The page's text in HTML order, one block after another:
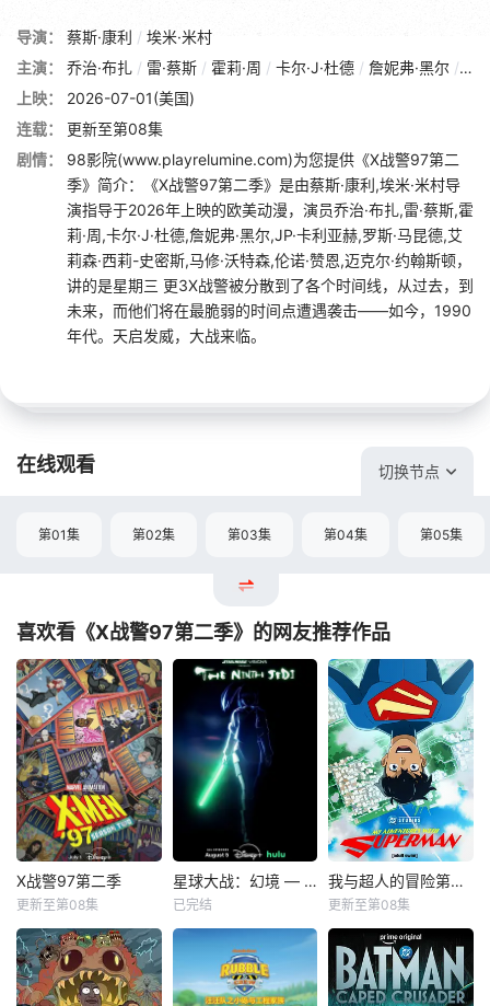
导演： 蔡斯·康利 / 埃米·米村
主演：
乔治·布扎 / 雷·蔡斯 / 霍莉·周 / 卡尔·J·杜德 / 詹妮弗·黑尔 /
上映：
2026-07-01(美国)
连载：
更新至第08集
剧情：
98影院(www.playrelumine.com)为您提供《X战警97第二
季》简介：《X战警97第二季》是由蔡斯·康利,埃米·米村导
演指导于2026年上映的欧美动漫，演员乔治·布扎,雷·蔡斯,霍
莉·周,卡尔·J·杜德,詹妮弗·黑尔,JP·卡利亚赫,罗斯·马昆德,艾
莉森·西莉-史密斯,马修·沃特森,伦诺·赞恩,迈克尔·约翰斯顿，
讲的是星期三 更3X战警被分散到了各个时间线，从过去，到
未来，而他们将在最脆弱的时间点遭遇袭击——如今，1990
年代。天启发威，大战来临。
在线观看 切换节点
第01集 第02集 第03集 第04集 第05集
喜欢看《X战警97第二季》的网友推荐作品
X战警97第二季
雷·蔡斯
霍莉·周
星期三 更3X战警
X战警97第二季
更新至第08集
星球大战：幻境 — 第九个绝地武士
该剧延续《星球大
战：幻境》的世界
观，见证绝地武士
星球大战：幻境 — 第九个绝地武士
已完结
我与超人的冒险第三季
爱丽丝·李
伊斯梅尔·萨希德
During Friday’s pa
我与超人的冒险第三季
更新至第08集